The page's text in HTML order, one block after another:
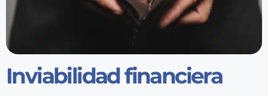
Inviabilidad financiera